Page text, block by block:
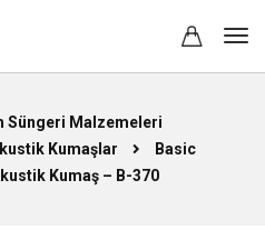
Süngeri Malzemeleri
Kumaşlar
Basic
Kumaş – B-370